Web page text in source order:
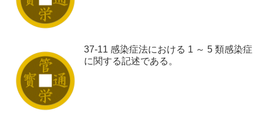
37-11 感染症法における 1 ～ 5 類感染症
に関する記述である。